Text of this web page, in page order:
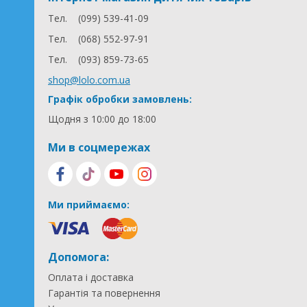
Тел.
(099) 539-41-09
Тел.
(068) 552-97-91
Тел.
(093) 859-73-65
shop@lolo.com.ua
Графік обробки замовлень:
Щодня з 10:00 до 18:00
Ми в соцмережах
Ми приймаємо:
Допомога:
Оплата і доставка
Гарантія та повернення